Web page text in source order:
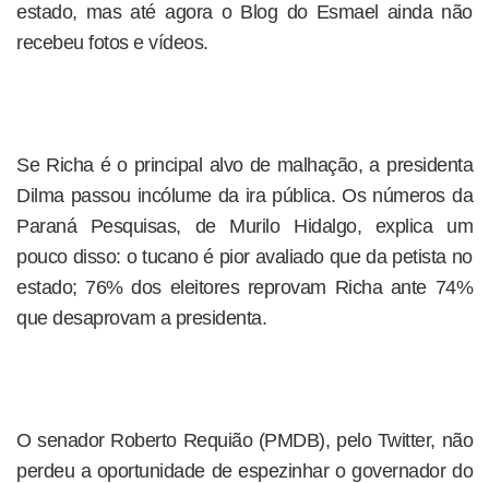
estado, mas até agora o Blog do Esmael ainda não
recebeu fotos e vídeos.
Se Richa é o principal alvo de malhação, a presidenta
Dilma passou incólume da ira pública. Os números da
Paraná Pesquisas, de Murilo Hidalgo, explica um
pouco disso: o tucano é pior avaliado que da petista no
estado; 76% dos eleitores reprovam Richa ante 74%
que desaprovam a presidenta.
O senador Roberto Requião (PMDB), pelo Twitter, não
perdeu a oportunidade de espezinhar o governador do